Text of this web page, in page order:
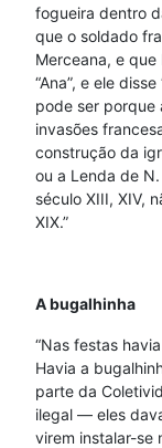
fogueira dentro
que o soldado
Merceana, e
“Ana”, e ele disse
pode ser porque
invasões
construção da
ou a Lenda de
século XIII, XIV,
XIX.”
A bugalhinha
“Nas festas
Havia a
parte da
ilegal — eles
virem instalar-se